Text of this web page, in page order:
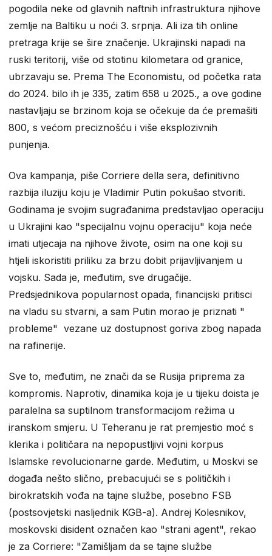
pogodila neke od glavnih naftnih infrastruktura njihove
zemlje na Baltiku u noći 3. srpnja. Ali iza tih online
pretraga krije se šire značenje. Ukrajinski napadi na
ruski teritorij, više od stotinu kilometara od granice,
ubrzavaju se. Prema The Economistu, od početka rata
do 2024. bilo ih je 335, zatim 658 u 2025., a ove godine
nastavljaju se brzinom koja se očekuje da će premašiti
800, s većom preciznošću i više eksplozivnih
punjenja.
Ova kampanja, piše Corriere della sera, definitivno
razbija iluziju koju je Vladimir Putin pokušao stvoriti.
Godinama je svojim sugrađanima predstavljao operaciju
u Ukrajini kao "specijalnu vojnu operaciju" koja neće
imati utjecaja na njihove živote, osim na one koji su
htjeli iskoristiti priliku za brzu dobit prijavljivanjem u
vojsku. Sada je, međutim, sve drugačije.
Predsjednikova popularnost opada, financijski pritisci
na vladu su stvarni, a sam Putin morao je priznati "
probleme" vezane uz dostupnost goriva zbog napada
na rafinerije.
Sve to, međutim, ne znači da se Rusija priprema za
kompromis. Naprotiv, dinamika koja je u tijeku doista je
paralelna sa suptilnom transformacijom režima u
iranskom smjeru. U Teheranu je rat premjestio moć s
klerika i političara na nepopustljivi vojni korpus
Islamske revolucionarne garde. Međutim, u Moskvi se
događa nešto slično, prebacujući se s političkih i
birokratskih vođa na tajne službe, posebno FSB
(postsovjetski nasljednik KGB-a). Andrej Kolesnikov,
moskovski disident označen kao "strani agent", rekao
je za Corriere: "Zamišljam da se tajne službe